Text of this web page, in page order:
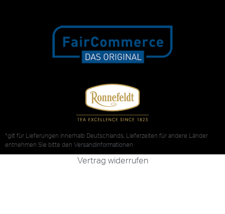
*gilt für Lieferungen innerhalb Deutschlands, Lieferzeiten für andere Länder
entnehmen Sie bitte den Versandinformationen
Vertrag widerrufen